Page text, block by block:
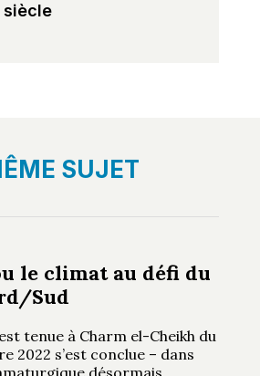
siècle
SUJET
le climat au défi du
Sud
tenue à Charm el-Cheikh du
2022 s’est conclue – dans